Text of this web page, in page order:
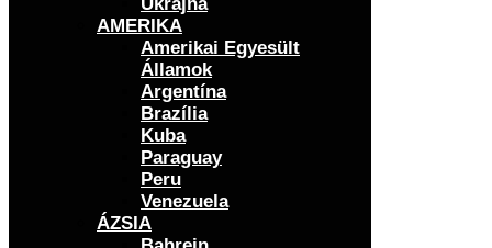
AMERIKA
Amerikai Egyesült
Államok
Argentína
Brazília
Kuba
Paraguay
Peru
Venezuela
ÁZSIA